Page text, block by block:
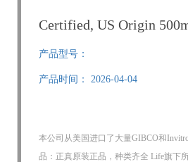
Certified, US Origin
产品型号：
产品时间： 2026-04-04
本公司从美国进口了大量GIBCO和
品：正真原装正品，种类齐全 Life旗下